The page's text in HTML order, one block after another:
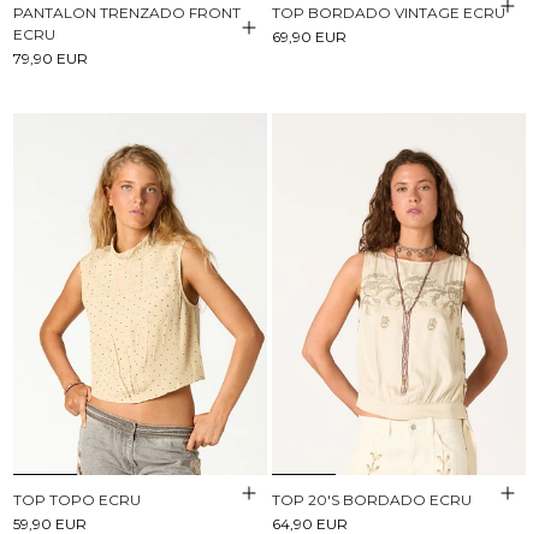
PANTALON TRENZADO FRONT
ECRU
79,90 EUR
TOP BORDADO VINTAGE ECRU
69,90 EUR
TOP TOPO ECRU
59,90 EUR
TOP 20'S BORDADO ECRU
64,90 EUR